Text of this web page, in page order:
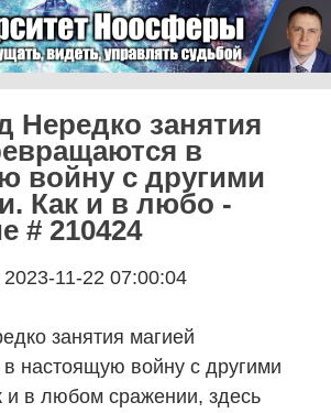
Ноосферы
Нередко занятия
в
войну с другими
Как и в любо -
# 210424
11-22 07:00:04
занятия магией
настоящую войну с другими
и в любом сражении, здесь